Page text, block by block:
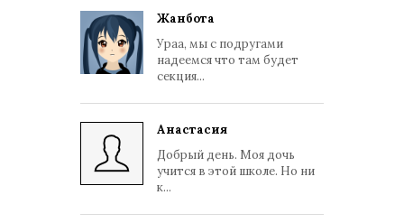
Жанбота
Ураа, мы с подругами
надеемся что там будет
секция...
Анастасия
Добрый день. Моя дочь
учится в этой школе. Но ни
к...